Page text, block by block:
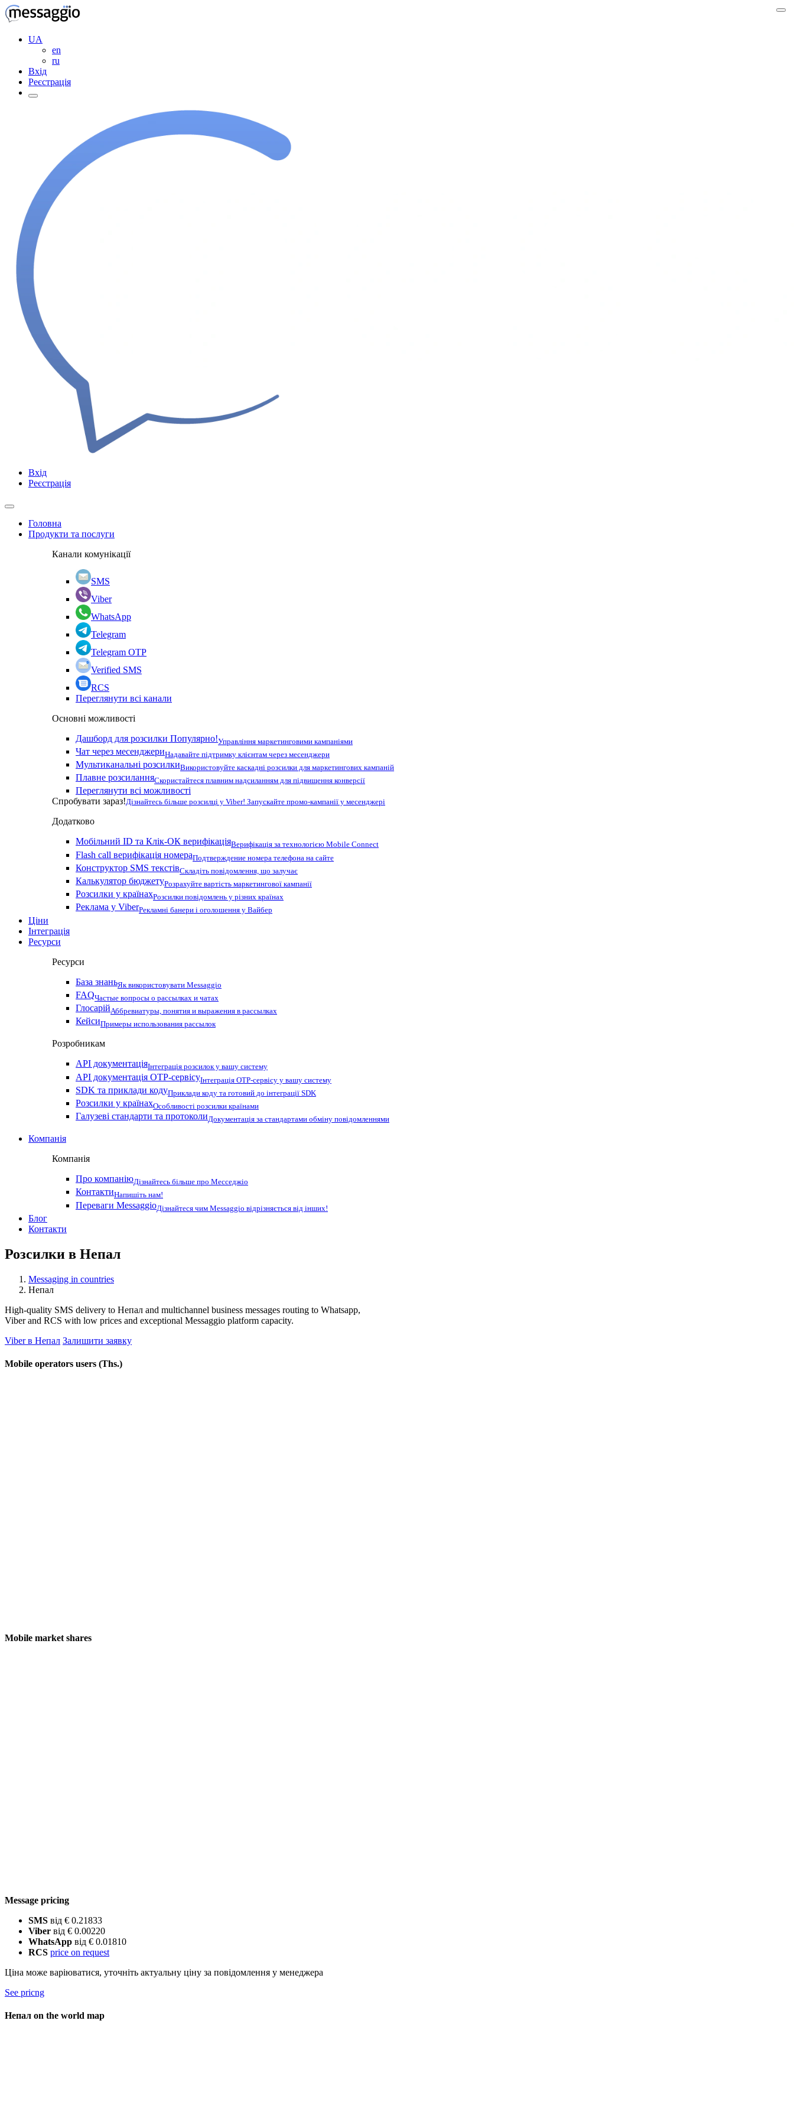
UA
en
ru
Вхід
Реєстрація
Вхід
Реєстрація
Головна
Продукти та послуги
Канали комунікації
SMS
Viber
WhatsApp
Telegram
Telegram OTP
Verified SMS
RCS
Переглянути всі канали
Основні можливості
Дашборд для розсилки Популярно!Управління маркетинговими кампаніями
Чат через месенджериНадавайте підтримку клієнтам через месенджери
Мультиканальні розсилкиВикористовуйте каскадні розсилки для маркетингових кампаній
Плавне розсиланняСкористайтеся плавним надсиланням для підвищення конверсії
Переглянути всі можливості
Спробувати зараз!Дізнайтесь більше розсилці у Viber! Запускайте промо-кампанії у месенджері
Додатково
Мобільний ID та Клік-ОК верифікаціяВерифікація за технологією Mobile Connect
Flash call верифікація номераПодтверждение номера телефона на сайте
Конструктор SMS текстівСкладіть повідомлення, що залучає
Калькулятор бюджетуРозрахуйте вартість маркетингової кампанії
Розсилки у країнахРозсилки повідомлень у різних країнах
Реклама у ViberРекламні банери і оголошення у Вайбер
Ціни
Інтеграція
Ресурси
Ресурси
База знаньЯк використовувати Messaggio
FAQЧастые вопросы о рассылках и чатах
ГлосарійАббревиатуры, понятия и выражения в рассылках
КейсиПримеры использования рассылок
Розробникам
API документаціяІнтеграція розсилок у вашу систему
API документація OTP-сервісуІнтеграція OTP-сервісу у вашу систему
SDK та приклади кодуПриклади коду та готовий до інтеграції SDK
Розсилки у країнахОсобливості розсилки країнами
Галузеві стандарти та протоколиДокументація за стандартами обміну повідомленнями
Компанія
Компанія
Про компаніюДізнайтесь більше про Месседжіо
КонтактиНапишіть нам!
Переваги MessaggioДізнайтеся чим Messaggio відрізняється від інших!
Блог
Контакти
Розсилки в Непал
Messaging in countries
Непал
High-quality SMS delivery to Непал and multichannel business messages routing to Whatsapp,
Viber and RCS with low prices and exceptional Messaggio platform capacity.
Viber в Непал Залишити заявку
Mobile operators users (Ths.)
Mobile market shares
Message pricing
SMS від € 0.21833
Viber від € 0.00220
WhatsApp від € 0.01810
RCS price on request
Ціна може варіюватися, уточніть актуальну ціну за повідомлення у менеджера
See pricng
Непал on the world map